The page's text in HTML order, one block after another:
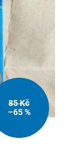
85 Kč
–65 %